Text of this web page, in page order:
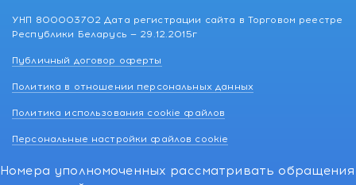
УНП 800003702 Дата регистрации сайта в Торговом реестре
Республики Беларусь — 29.12.2015г
Публичный договор оферты
Политика в отношении персональных данных
Политика использования cookie файлов
Персональные настройки файлов cookie
Номера уполномоченных рассматривать обращения